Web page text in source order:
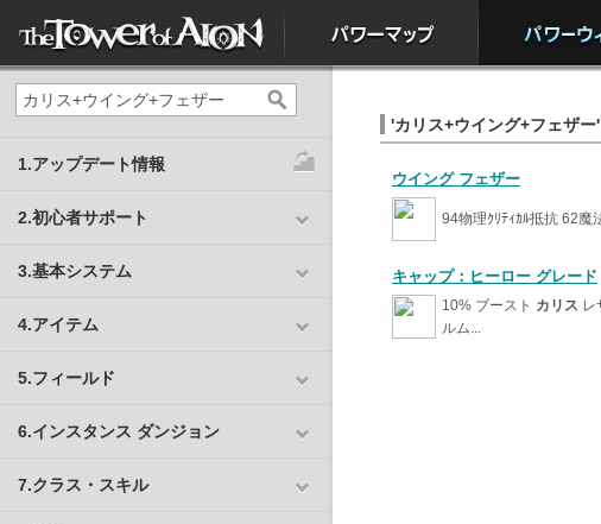
1.アップデート情報
2.初心者サポート
3.基本システム
4.アイテム
5.フィールド
6.インスタンス ダンジョン
7.クラス・スキル
'カリス+ウイング+フェザ
ウイング フェザー
94物理ｸﾘﾃｨｶﾙ抵抗 62魔
キャップ：ヒーロー グレード
10% ブースト カリス
ルム...